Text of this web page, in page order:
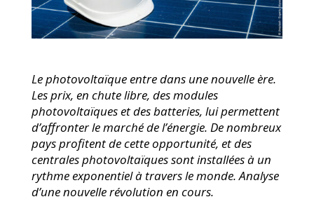
Le photovoltaïque entre dans une nouvelle ère.
Les prix, en chute libre, des modules
photovoltaïques et des batteries, lui permettent
d’affronter le marché de l’énergie. De nombreux
pays profitent de cette opportunité, et des
centrales photovoltaïques sont installées à un
rythme exponentiel à travers le monde. Analyse
d’une nouvelle révolution en cours.